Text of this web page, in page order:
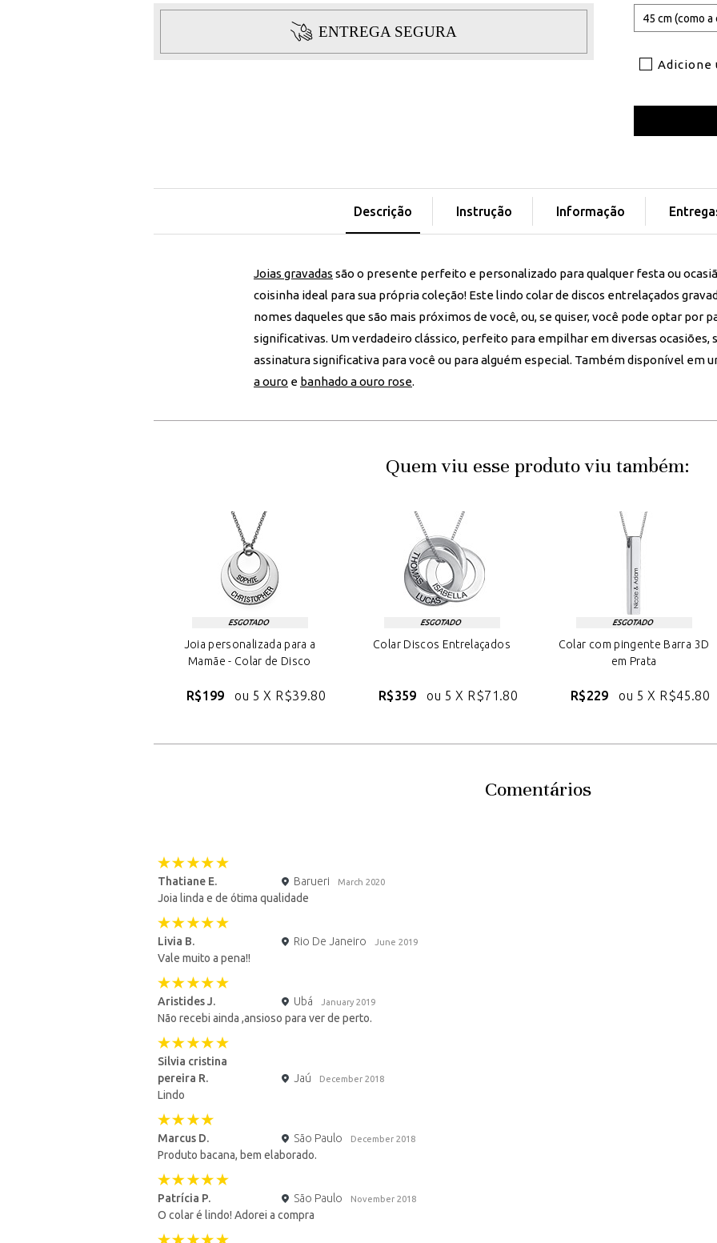
ENTREGA SEGURA
Adicione
Descrição Instrução Informação
Joias gravadas são o presente perfeito e personalizado para qualquer festa ou
coisinha ideal para sua própria coleção! Este lindo colar de discos entrelaçados
nomes daqueles que são mais próximos de você, ou, se quiser, você pode optar por
significativas. Um verdadeiro clássico, perfeito para empilhar em diversas ocasiões,
assinatura significativa para você ou para alguém especial. Também disponível em
a ouro e banhado a ouro rose.
Quem viu esse produto viu também:
Joia personalizada para a
Mamãe - Colar de Disco
R$199 ou 5 X R$39.80
Colar Discos Entrelaçados
R$359 ou 5 X R$71.80
Colar com pingente Barra 3D
em Prata
R$229 ou 5 X R$45.80
Comentários
Thatiane E. Barueri March 2020
Joia linda e de ótima qualidade
Livia B. Rio De Janeiro June 2019
Vale muito a pena!!
Aristides J. Ubá January 2019
Não recebi ainda ,ansioso para ver de perto.
Silvia cristina
pereira R.
Jaú December 2018
Lindo
Marcus D. São Paulo December 2018
Produto bacana, bem elaborado.
Patrícia P. São Paulo November 2018
O colar é lindo! Adorei a compra